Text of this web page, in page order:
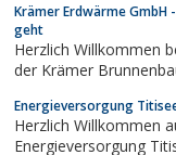
Krämer Erdwärme GmbH
geht
Herzlich Willkommen
der Krämer
Energieversorgung
Herzlich Willkommen
Energieversorgung